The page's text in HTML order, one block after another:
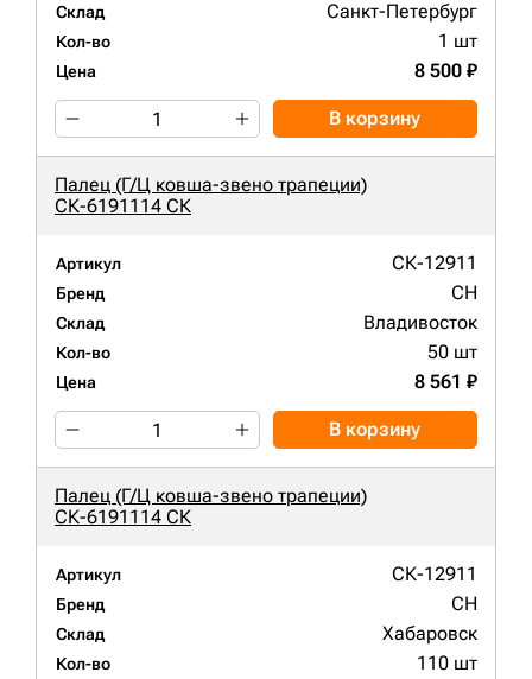
Склад Санкт-Петербург
Кол-во 1 шт
Цена 8 500 ₽
В корзину
Палец (Г/Ц ковша-звено трапеции)
СК-6191114 СК
Артикул СК-12911
Бренд CH
Склад Владивосток
Кол-во 50 шт
Цена 8 561 ₽
В корзину
Палец (Г/Ц ковша-звено трапеции)
СК-6191114 СК
Артикул СК-12911
Бренд CH
Склад Хабаровск
Кол-во 110 шт